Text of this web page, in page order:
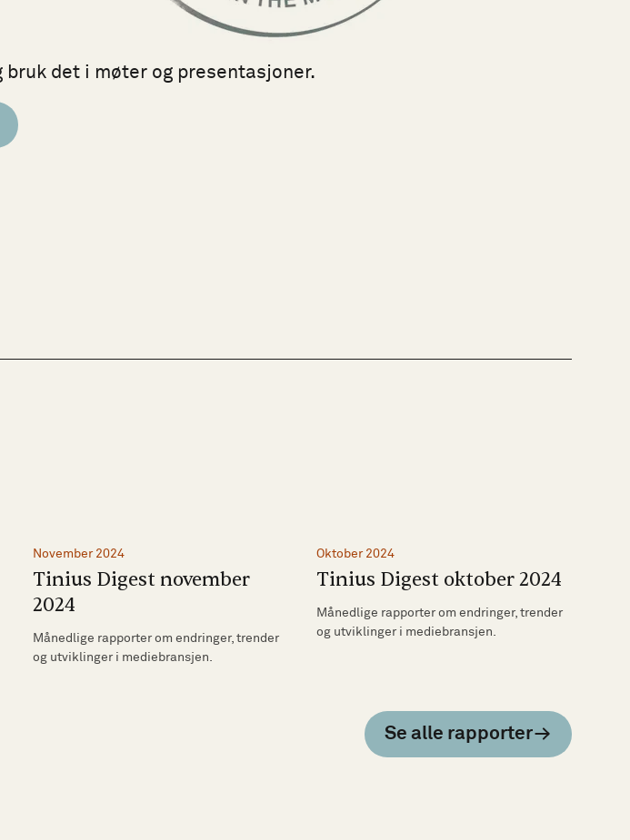
det i møter og presentasjoner.
November 2024
Tinius Digest november
2024
Månedlige rapporter om endringer, trender
og utviklinger i mediebransjen.
Oktober 2024
Tinius Digest oktober 2024
Månedlige rapporter om endringer, trender
og utviklinger i mediebransjen.
Se alle rapporter